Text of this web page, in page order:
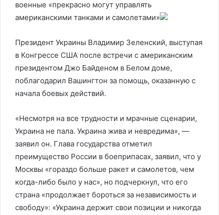
военные «прекрасно могут управлять
американскими танками и самолетами»
Президент Украины Владимир Зеленский, выступая
в Конгрессе США после встречи с американским
президентом Джо Байденом в Белом доме,
поблагодарил Вашингтон за помощь, оказанную с
начала боевых действий.
«Несмотря на все трудности и мрачные сценарии,
Украина не пала. Украина жива и невредима», —
заявил он. Глава государства отметил
преимущество России в боеприпасах, заявил, что у
Москвы «гораздо больше ракет и самолетов, чем
когда-либо было у нас», но подчеркнул, что его
страна «продолжает бороться за независимость и
свободу»: «Украина держит свои позиции и никогда